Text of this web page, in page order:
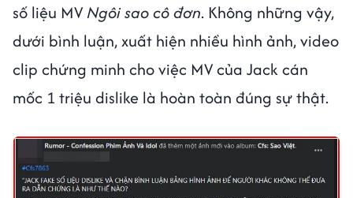
số liệu MV Ngôi sao cô đơn. Không những vậy,
dưới bình luận, xuất hiện nhiều hình ảnh, video
clip chứng minh cho việc MV của Jack cán
mốc 1 triệu dislike là hoàn toàn đúng sự thật.